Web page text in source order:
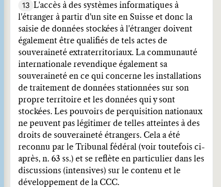
13
L'accès à des systèmes informatiques à
l'étranger à partir d'un site en Suisse et donc la
saisie de données stockées à l'étranger doivent
également être qualifiés de tels actes de
souveraineté extraterritoriaux. La communauté
internationale revendique également sa
souveraineté en ce qui concerne les installations
de traitement de données stationnées sur son
propre territoire et les données qui y sont
stockées. Les pouvoirs de perquisition nationaux
ne peuvent pas légitimer de telles atteintes à des
droits de souveraineté étrangers. Cela a été
reconnu par le Tribunal fédéral (voir toutefois ci-
après, n. 63 ss.) et se reflète en particulier dans les
discussions (intensives) sur le contenu et le
développement de la CCC.